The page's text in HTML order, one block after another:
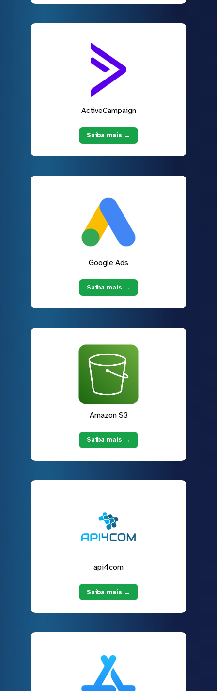
ActiveCampaign
Saiba mais →
Google Ads
Saiba mais →
Amazon S3
Saiba mais →
api4com
Saiba mais →